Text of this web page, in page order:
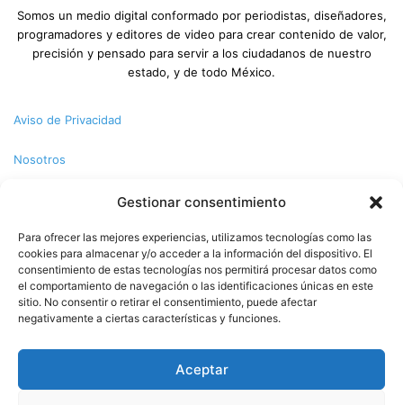
Gestionar consentimiento
Para ofrecer las mejores experiencias, utilizamos tecnologías como las
cookies para almacenar y/o acceder a la información del dispositivo. El
consentimiento de estas tecnologías nos permitirá procesar datos como
el comportamiento de navegación o las identificaciones únicas en este
sitio. No consentir o retirar el consentimiento, puede afectar
negativamente a ciertas características y funciones.
Aceptar
Somos un medio digital conformado por periodistas, diseñadores,
programadores y editores de video para crear contenido de valor,
precisión y pensado para servir a los ciudadanos de nuestro
estado, y de todo México.
Aviso de Privacidad
Nosotros
Términos y Condiciones
Política de Cookies
Contacto
© Copyright 2026,PMX. Todos los derechos reservados.
Nacional